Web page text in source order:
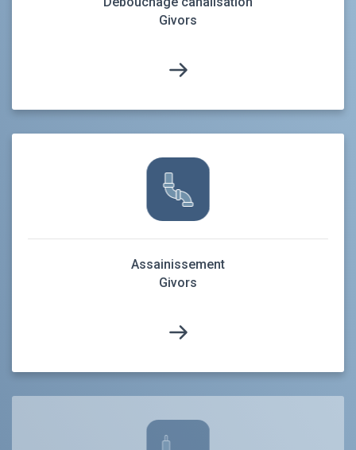
Givors
Assainissement
Givors